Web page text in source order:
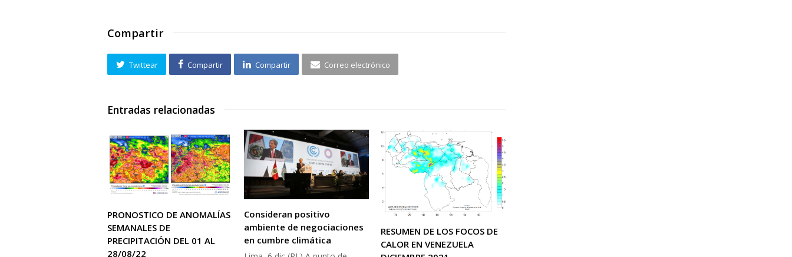
Compartir
Twittear Compartir Compartir Correo electrónico
Entradas relacionadas
PRONOSTICO DE ANOMALÍAS
SEMANALES DE
PRECIPITACIÓN DEL 01 AL
28/08/22
Consideran positivo
ambiente de negociaciones
en cumbre climática
RESUMEN DE LOS FOCOS DE
CALOR EN VENEZUELA